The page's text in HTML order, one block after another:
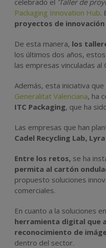
celebrado el ‘Taller de
Packaging Innovation Hub.
proyectos de innovación
De esta manera, los
los últimos dos años,
las empresas vinculadas al
Además, esta iniciativa
Generalitat Valenciana, ha
ITC Packaging, que ha
Las empresas que han
Cadel Recycling Lab,
Entre los retos, se ha
permita al cartón
propuesto soluciones
comerciales.
En cuanto a la soluciones
herramienta digital que
reconocimiento de
dentro del sector.